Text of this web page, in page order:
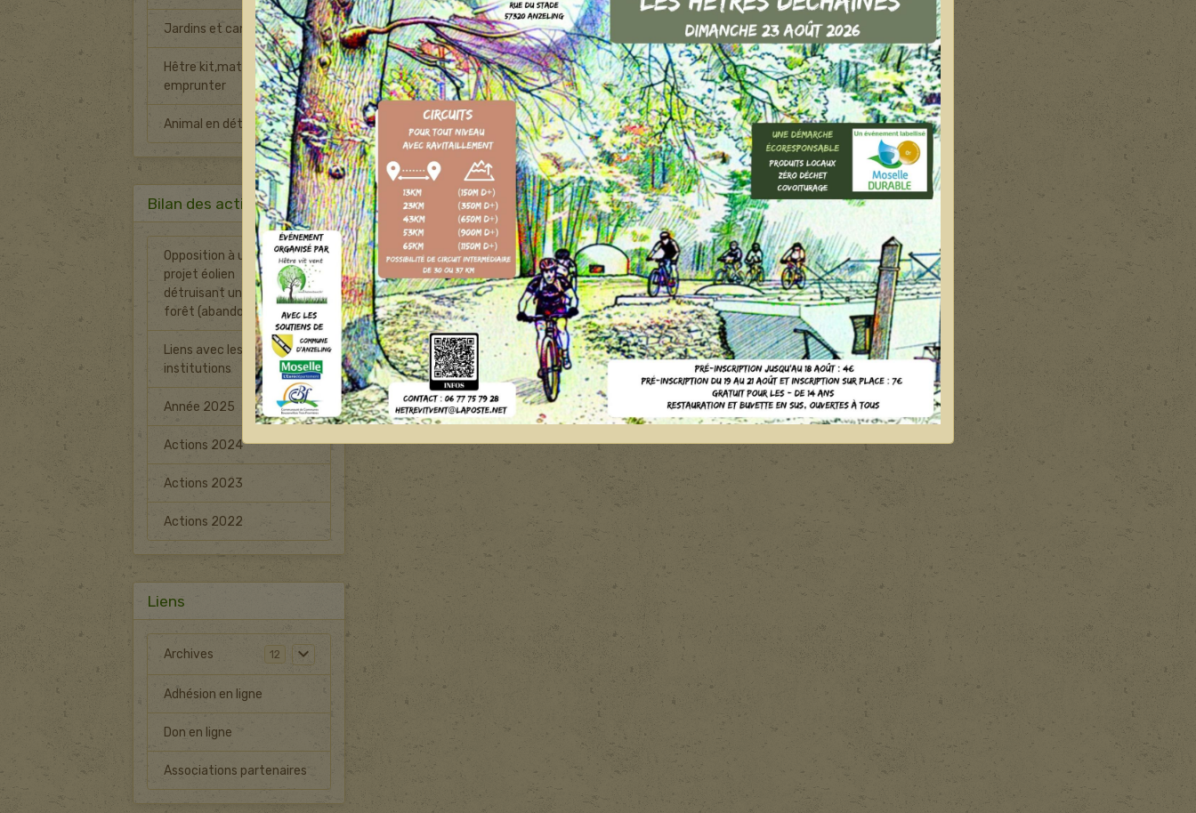
SIERCK-LES-BAINS
PartagerFacebook
X Email
Jardins et canicule
Hêtre kit,matériel à
emprunter
Animal en détresse
Bilan des actions
Opposition à un
projet éolien
détruisant une
forêt (abandonné)
0
Liens avec les
institutions
8
Année 2025
Actions 2024
Actions 2023
Actions 2022
Liens
Archives 12
Adhésion en ligne
Don en ligne
Associations partenaires